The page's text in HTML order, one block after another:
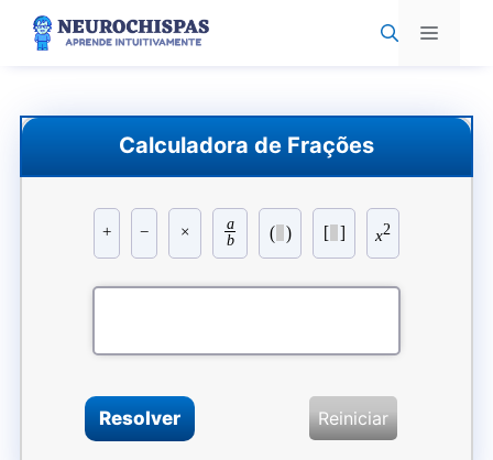
Pular
para
Menu
Calculadora de Frações
+ − ×
a
b
( ) [ ] x2
Resolver Reiniciar